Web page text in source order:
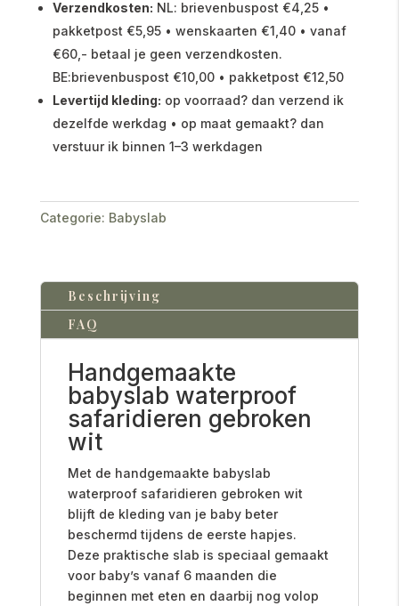
Verzendkosten: NL: brievenbuspost €4,25 •
pakketpost €5,95 • wenskaarten €1,40 • vanaf
€60,- betaal je geen verzendkosten.
BE:brievenbuspost €10,00 • pakketpost €12,50
Levertijd kleding: op voorraad? dan verzend ik
dezelfde werkdag • op maat gemaakt? dan
verstuur ik binnen 1–3 werkdagen
Categorie: Babyslab
Beschrijving
FAQ
Handgemaakte
babyslab waterproof
safaridieren gebroken
wit
Met de handgemaakte babyslab
waterproof safaridieren gebroken wit
blijft de kleding van je baby beter
beschermd tijdens de eerste hapjes.
Deze praktische slab is speciaal gemaakt
voor baby’s vanaf 6 maanden die
beginnen met eten en daarbij nog volop